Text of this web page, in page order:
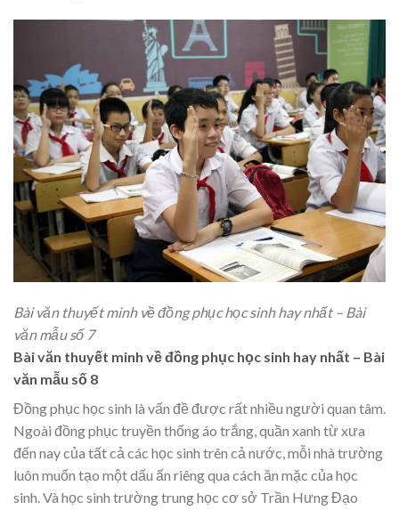
Bài văn thuyết minh về đồng phục học sinh hay nhất – Bài
văn mẫu số 7
Bài văn thuyết minh về đồng phục học sinh hay nhất – Bài
văn mẫu số 8
Đồng phục học sinh là vấn đề được rất nhiều người quan tâm.
Ngoài đồng phục truyền thống áo trắng, quần xanh từ xưa
đến nay của tất cả các học sinh trên cả nước, mỗi nhà trường
luôn muốn tạo một dấu ấn riêng qua cách ăn mặc của học
sinh. Và học sinh trường trung học cơ sở Trần Hưng Đạo